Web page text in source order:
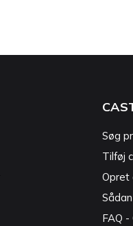
Søg
Tilføj
Opret
FAQ